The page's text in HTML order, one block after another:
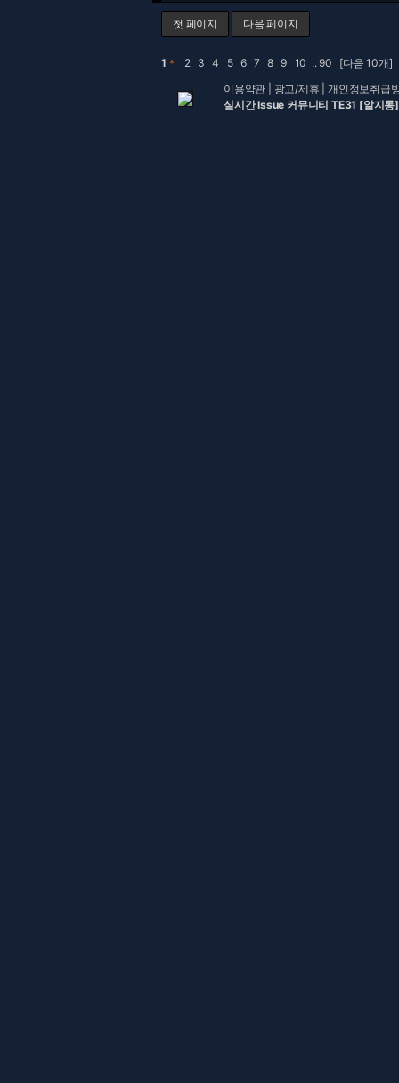
첫 페이지 다음 페이지
1 ＊ 2 3 4 5 6 7 8 9 10 ..90
[다음 10개]
이용약관
광고/제휴 |개인정보취급
실시간 Issue 커뮤니티 TE31 [알지